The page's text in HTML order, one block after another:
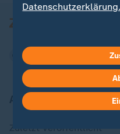
Aktuell bei ZDFheute
Zuletzt veröffentlicht
Datenschutzerklärung.